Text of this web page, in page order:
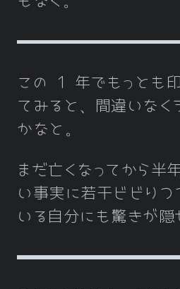
この 1 年でもっとも
てみると、間違いなく
かなと。
まだ亡くなってから半
い事実に若干ビビりつ
いる自分にも驚きが隠